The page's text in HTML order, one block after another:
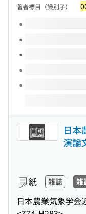
著者標目（識別子）
このタイトルの巻号
日本
演論
紙 雑誌 雑
日本農業気象学会